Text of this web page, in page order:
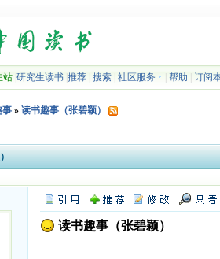
站| 研究生读书| 推荐| 搜索| 社区服务 帮助 订阅
事» 读书趣事（张碧颖）
读书趣事（张碧颖）